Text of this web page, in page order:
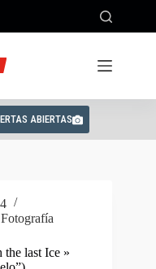
ABIERTAS
Fotografía
last Ice »